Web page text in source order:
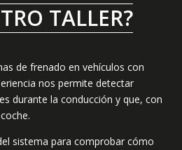
TALLER?
de frenado en vehículos con
nos permite detectar
durante la conducción y que, con
sistema para comprobar cómo